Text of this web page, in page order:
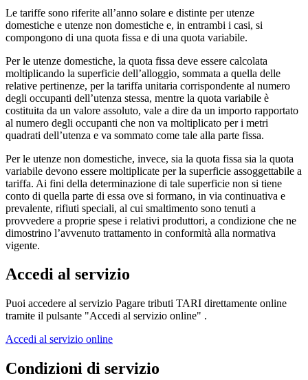
Le tariffe sono riferite all’anno solare e distinte per utenze
domestiche e utenze non domestiche e, in entrambi i casi, si
compongono di una quota fissa e di una quota variabile.
Per le utenze domestiche, la quota fissa deve essere calcolata
moltiplicando la superficie dell’alloggio, sommata a quella delle
relative pertinenze, per la tariffa unitaria corrispondente al numero
degli occupanti dell’utenza stessa, mentre la quota variabile è
costituita da un valore assoluto, vale a dire da un importo rapportato
al numero degli occupanti che non va moltiplicato per i metri
quadrati dell’utenza e va sommato come tale alla parte fissa.
Per le utenze non domestiche, invece, sia la quota fissa sia la quota
variabile devono essere moltiplicate per la superficie assoggettabile a
tariffa. Ai fini della determinazione di tale superficie non si tiene
conto di quella parte di essa ove si formano, in via continuativa e
prevalente, rifiuti speciali, al cui smaltimento sono tenuti a
provvedere a proprie spese i relativi produttori, a condizione che ne
dimostrino l’avvenuto trattamento in conformità alla normativa
vigente.
Accedi al servizio
Puoi accedere al servizio Pagare tributi TARI direttamente online
tramite il pulsante "Accedi al servizio online" .
Accedi al servizio online
Condizioni di servizio